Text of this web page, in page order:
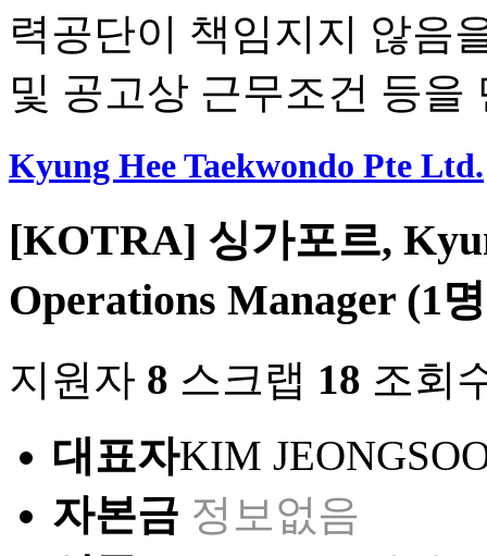
력공단이 책임지지 않음
및 공고상 근무조건 등
Kyung Hee Taekwondo Pte Ltd.
[KOTRA] 싱가포르,
Operations Manager (1
지원자 8 스크랩 18 조회
대표자KIM
자본금 정보없음